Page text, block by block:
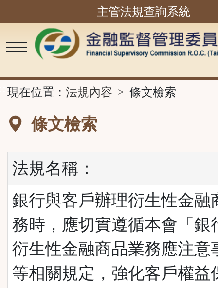
內
容
主管法規查詢系統
現在位置： 法規內容 條文檢索
條文檢索
法規名稱：
銀行與客戶辦理衍生性金融
務時，應切實遵循本會「銀
衍生性金融商品業務應注意
等相關規定，強化客戶權益